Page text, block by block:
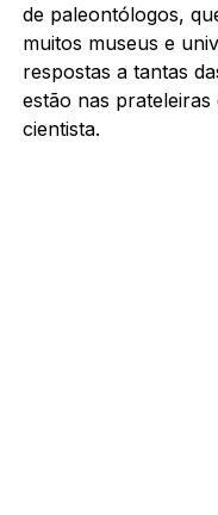
de paleontólogos,
muitos museus e
respostas a tantas
estão nas prateleiras
cientista.